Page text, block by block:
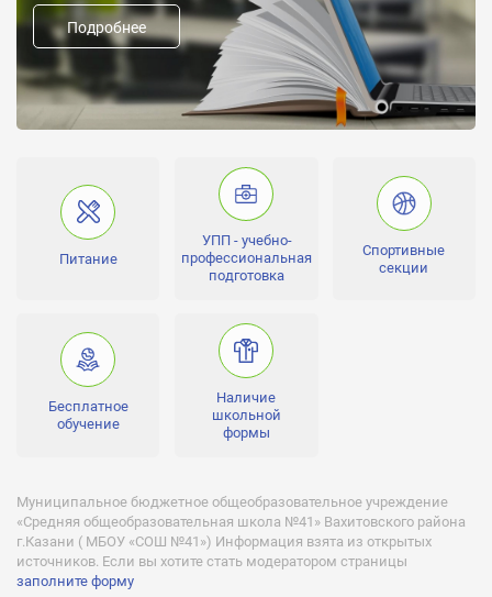
Предыдущие названия:
Форма обучения:
очная, дневное
Углубленное изучение:
математика, русский, английский
Человек в классе:
№ 189 серия А № 316113 действует с 24.12.2008 по 24.12.2013
Аккредитации:
№ 0669 серия ОП № 025700 действует с 30.12.2010 по
30.12.2015
Подробнее
Питание
УПП - учебно-
профессиональная
подготовка
Спортивные
секции
Бесплатное
обучение
Наличие
школьной
формы
Муниципальное бюджетное общеобразовательное учреждение
«Средняя общеобразовательная школа №41» Вахитовского района
г.Казани ( МБОУ «СОШ №41») Информация взята из открытых
источников. Если вы хотите стать модератором страницы
заполните форму